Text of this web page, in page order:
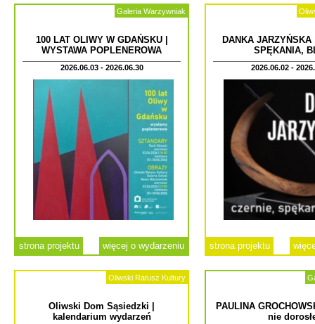
Galeria Warzywniak
100 LAT OLIWY W GDAŃSKU |
WYSTAWA POPLENEROWA
2026.06.03 - 2026.06.30
strona projektu więcej o wydarzeniu
DANKA JARZYŃSKA
SPĘKANIA,
2026.06.02 -
strona projektu
Oliwski Ratusz Kultury
Oliwski Dom Sąsiedzki |
kalendarium wydarzeń
PAULINA
nie